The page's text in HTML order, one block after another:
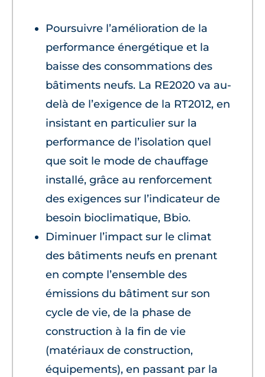
Poursuivre l’amélioration de la
performance énergétique et la
baisse des consommations des
bâtiments neufs. La RE2020 va au-
delà de l’exigence de la RT2012, en
insistant en particulier sur la
performance de l’isolation quel
que soit le mode de chauffage
installé, grâce au renforcement
des exigences sur l’indicateur de
besoin bioclimatique, Bbio.
Diminuer l’impact sur le climat
des bâtiments neufs en prenant
en compte l’ensemble des
émissions du bâtiment sur son
cycle de vie, de la phase de
construction à la fin de vie
(matériaux de construction,
équipements), en passant par la